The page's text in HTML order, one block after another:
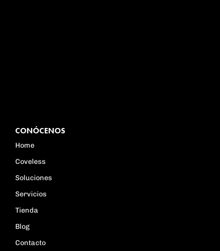
CONÓCENOS
Home
Coveless
Soluciones
Servicios
Tienda
Blog
Contacto